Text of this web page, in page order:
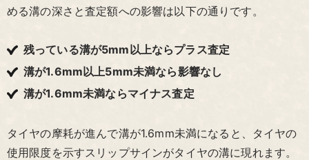
める溝の深さと査定額への影響は以下の通りです。
残っている溝が5mm以上ならプラス査定
溝が1.6mm以上5mm未満なら影響なし
溝が1.6mm未満ならマイナス査定
タイヤの摩耗が進んで溝が1.6mm未満になると、タイヤの
使用限度を示すスリップサインがタイヤの溝に現れます。